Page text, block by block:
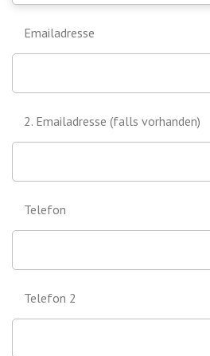
Emailadresse
2. Emailadresse (falls vorhanden)
Telefon
Telefon 2